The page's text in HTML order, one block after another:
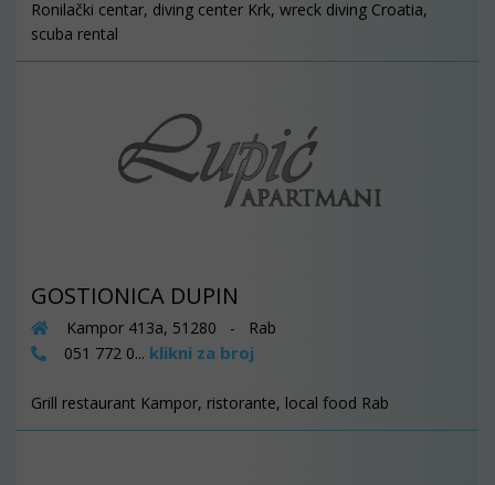
Ronilački centar, diving center Krk, wreck diving Croatia,
scuba rental
GOSTIONICA DUPIN
Kampor 413a, 51280 - Rab
051 772 0... klikni za broj
Grill restaurant Kampor, ristorante, local food Rab